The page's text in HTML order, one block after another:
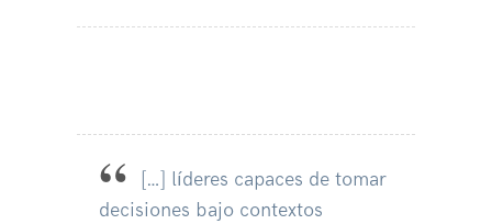
[…] líderes capaces de tomar
decisiones bajo contextos